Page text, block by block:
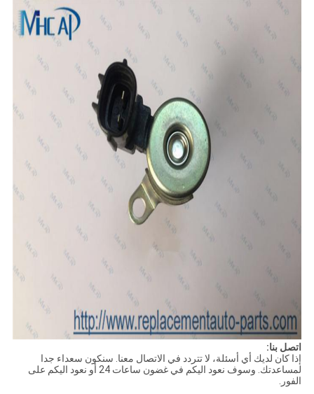
اتصل بنا:
إذا كان لديك أي أسئلة، لا تتردد في الاتصال معنا. سنكون سعداء جدا
لمساعدتك. وسوف نعود اليكم في غضون ساعات 24 أو نعود اليكم على
الفور.